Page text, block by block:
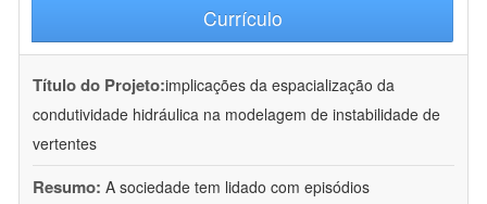
Currículo
Título do Projeto:implicações da espacialização da
condutividade hidráulica na modelagem de instabilidade de
vertentes
Resumo: A sociedade tem lidado com episódios